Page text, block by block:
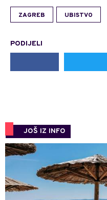
ZAGREB UBISTVO
PODIJELI
JOŠ IZ INFO